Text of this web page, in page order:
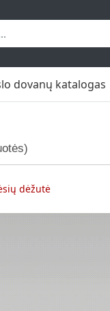
dovanų katalogas
dėžutė